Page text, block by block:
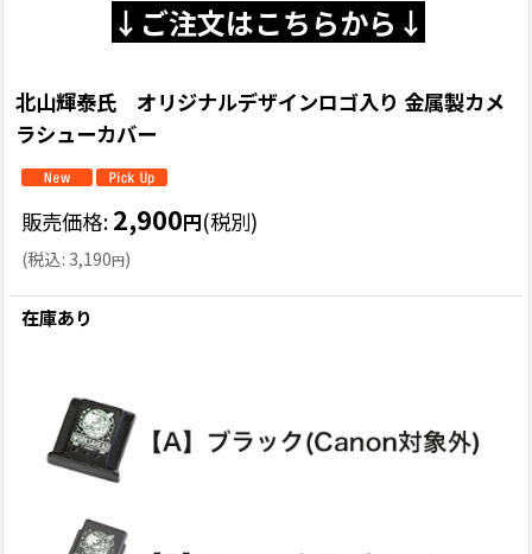
↓ご注文はこちらから↓
北山輝泰氏 オリジナルデザインロゴ入り 金属製カメ
ラシューカバー
販売価格: 2,900円(税別)
(税込: 3,190円)
在庫あり